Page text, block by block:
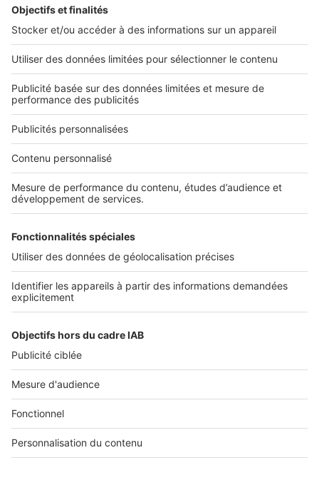
Rechercher une annonce par sa référence ?
Infos pratiques
Politique Générale de Protection des Données
Conditions Générales d'Utilisation
Diffusez vos annonces
Sites du groupe SeLoger
SeLoger.com- Petites annonces immobilières
SeLogerNeuf.com
SeLogerVacances.com- Location saisonnière
SeLoger.com- Prix de l'immobilier au m²
Amivac.com- Location de vacances
Suivre SeLoger bureaux & commerces
Location Bureau Location Coworking Location Local commercial /